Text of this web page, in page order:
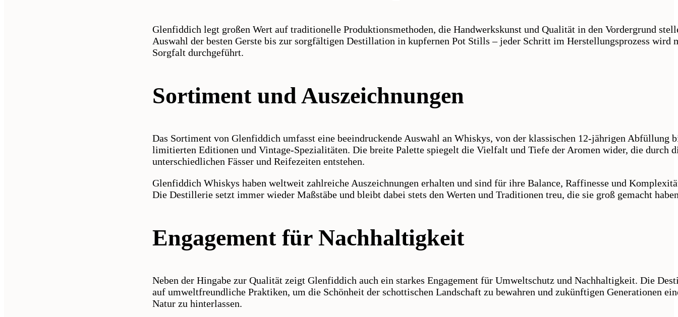
Glenfiddich legt großen Wert auf traditionelle Produktionsmethoden, die Handwerkskunst und Qualität in den Vordergrund
Auswahl der besten Gerste bis zur sorgfältigen Destillation in kupfernen Pot Stills – jeder Schritt im Herstellungsprozess wird
Sorgfalt durchgeführt.
Sortiment und Auszeichnungen
Das Sortiment von Glenfiddich umfasst eine beeindruckende Auswahl an Whiskys, von der klassischen 12-jährigen Abfüllung
limitierten Editionen und Vintage-Spezialitäten. Die breite Palette spiegelt die Vielfalt und Tiefe der Aromen wider, die durch
unterschiedlichen Fässer und Reifezeiten entstehen.
Glenfiddich Whiskys haben weltweit zahlreiche Auszeichnungen erhalten und sind für ihre Balance, Raffinesse und
Die Destillerie setzt immer wieder Maßstäbe und bleibt dabei stets den Werten und Traditionen treu, die sie groß gemacht
Engagement für Nachhaltigkeit
Neben der Hingabe zur Qualität zeigt Glenfiddich auch ein starkes Engagement für Umweltschutz und Nachhaltigkeit. Die
auf umweltfreundliche Praktiken, um die Schönheit der schottischen Landschaft zu bewahren und zukünftigen Generationen
Natur zu hinterlassen.